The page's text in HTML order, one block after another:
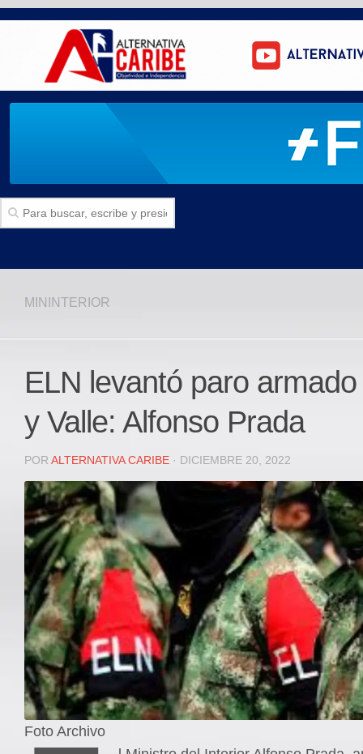
Politica
Deportes
JUDICIAL
DEPARTAMENTAL
Internacional
OPINIÓN
Contactenos
facebook
Twitter
Instagram
Registro ISSN: 2711-3299
MININTERIOR
ELN levantó paro
y Valle: Alfonso Prada
POR ALTERNATIVA CARIBE · DICIEMBRE 20, 2022
Foto Archivo